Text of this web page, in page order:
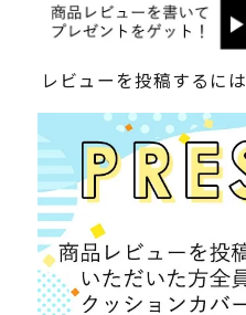
レビューを投稿するには